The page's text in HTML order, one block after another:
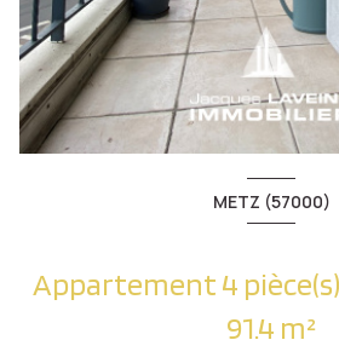
METZ (57000)
Appartement 4 pièce(s) 2 chambre(s)
91.4 m²